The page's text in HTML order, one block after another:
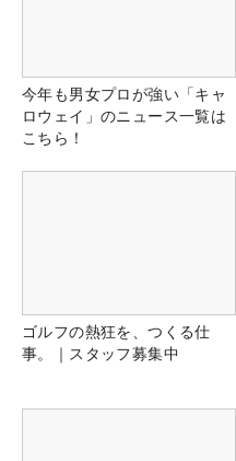
今年も男女プロが強い「キャ
ロウェイ」のニュース一覧は
こちら！
ゴルフの熱狂を、つくる仕
事。｜スタッフ募集中